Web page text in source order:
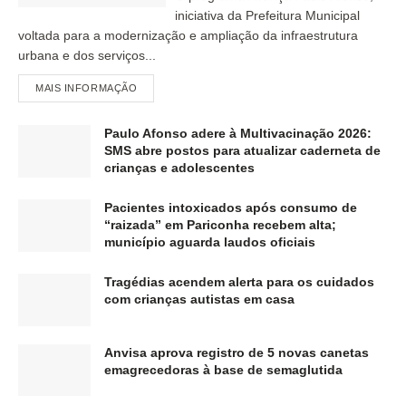
iniciativa da Prefeitura Municipal
voltada para a modernização e ampliação da infraestrutura
urbana e dos serviços...
MAIS INFORMAÇÃO
Paulo Afonso adere à Multivacinação 2026:
SMS abre postos para atualizar caderneta de
crianças e adolescentes
Pacientes intoxicados após consumo de
“raizada” em Pariconha recebem alta;
município aguarda laudos oficiais
Tragédias acendem alerta para os cuidados
com crianças autistas em casa
Anvisa aprova registro de 5 novas canetas
emagrecedoras à base de semaglutida